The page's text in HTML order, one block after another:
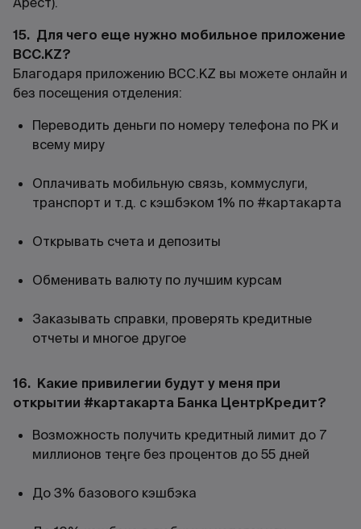
15. Для чего еще нужно мобильное приложение
BCC.KZ?
Благодаря приложению BCC.KZ вы можете онлайн и
без посещения отделения:
Переводить деньги по номеру телефона по РК и
всему миру
Оплачивать мобильную связь, коммуслуги,
транспорт и т.д. с кэшбэком 1% по #картакарта
Открывать счета и депозиты
Обменивать валюту по лучшим курсам
Заказывать справки, проверять кредитные
отчеты и многое другое
16. Какие привилегии будут у меня при
открытии #картакарта Банка ЦентрКредит?
Возможность получить кредитный лимит до 7
миллионов теңге без процентов до 55 дней
До 3% базового кэшбэка